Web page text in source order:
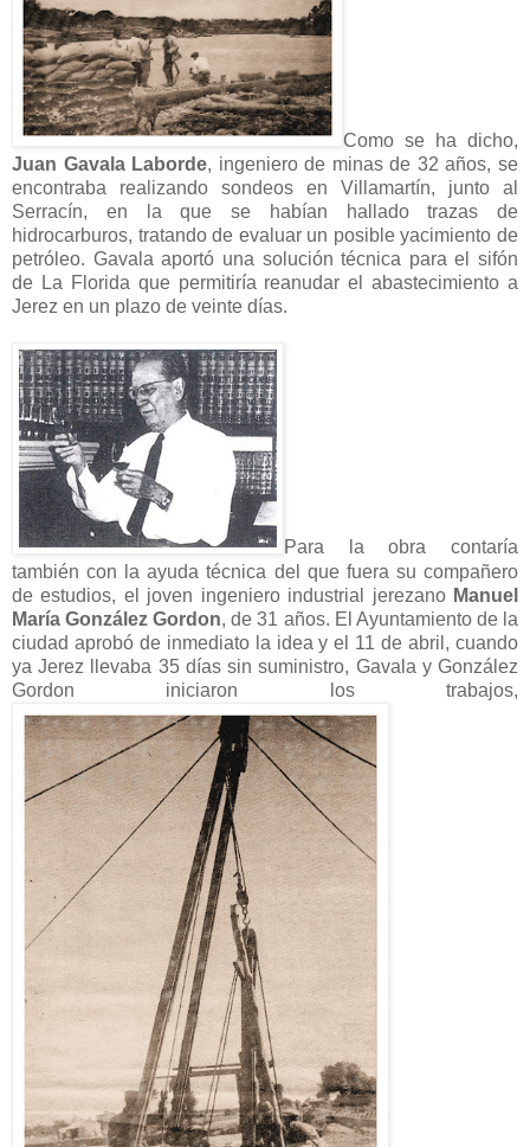
Como se ha dicho,
Juan Gavala Laborde, ingeniero de minas de 32 años, se
encontraba realizando sondeos en Villamartín, junto al
Serracín, en la que se habían hallado trazas de
hidrocarburos, tratando de evaluar un posible yacimiento de
petróleo. Gavala aportó una solución técnica para el sifón
de La Florida que permitiría reanudar el abastecimiento a
Jerez en un plazo de veinte días.
Para la obra contaría
también con la ayuda técnica del que fuera su compañero
de estudios, el joven ingeniero industrial jerezano Manuel
María González Gordon, de 31 años. El Ayuntamiento de la
ciudad aprobó de inmediato la idea y el 11 de abril, cuando
ya Jerez llevaba 35 días sin suministro, Gavala y González
Gordon iniciaron los trabajos,